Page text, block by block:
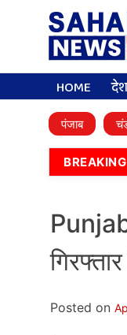
HOME देश
पंजाब
BREAKING
‘बेअदबी’ पार्टी
Posted on